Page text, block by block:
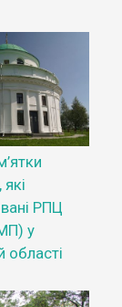
які
РПЦ
у
області